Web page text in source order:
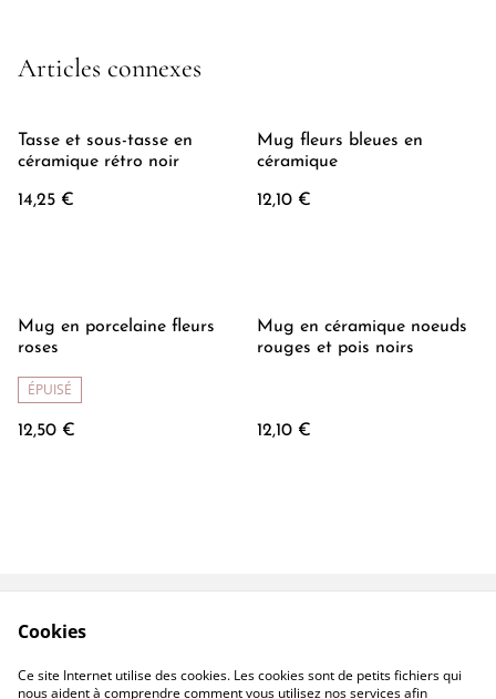
Articles connexes
Tasse et sous-tasse en
céramique rétro noir
14,25 €
Mug fleurs bleues en
céramique
12,10 €
Mug en porcelaine fleurs
roses
ÉPUISÉ
12,50 €
Mug en céramique noeuds
rouges et pois noirs
12,10 €
confidentialité
Cookies
Ce site Internet utilise des cookies. Les cookies sont de petits fichiers qui
nous aident à comprendre comment vous utilisez nos services afin